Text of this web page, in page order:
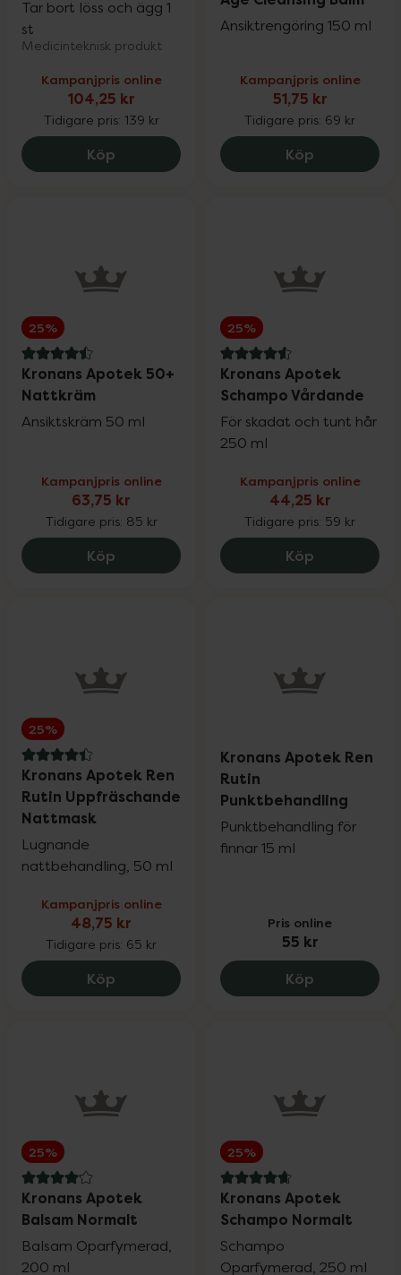
Tar bort löss och ägg 1
st
Medicinteknisk produkt
Kampanjpris online
104,25 kr
Tidigare pris: 139 kr
Köp Kronans Apotek Luskam, 104.25 kr.
Ansiktrengöring 150 ml
Kampanjpris online
51,75 kr
Tidigare pris: 69 kr
Köp Kronans
25%
4.5 av 5 i omdöme
Kronans Apotek 50+
Nattkräm
Ansiktskräm 50 ml
Kampanjpris online
63,75 kr
Tidigare pris: 85 kr
Köp Kronans Apotek 50+ Nattkräm, 63.75
25%
4.6 av 5 i omdöme
Kronans Apotek
Schampo Vårdande
För skadat och tunt hår
250 ml
Kampanjpris online
44,25 kr
Tidigare pris: 59 kr
Köp Kronans
25%
4.4 av 5 i omdöme
Kronans Apotek Ren
Rutin Uppfräschande
Nattmask
Lugnande
nattbehandling, 50 ml
Kampanjpris online
48,75 kr
Tidigare pris: 65 kr
Köp Kronans Apotek Ren Rutin
Kronans Apotek Ren
Rutin
Punktbehandling
Punktbehandling för
finnar 15 ml
Pris online
55 kr
Köp Kronans
25%
4.1 av 5 i omdöme
Kronans Apotek
Balsam Normalt
Balsam Oparfymerad,
200 ml
25%
4.7 av 5 i omdöme
Kronans Apotek
Schampo Normalt
Schampo
Oparfymerad, 250 ml